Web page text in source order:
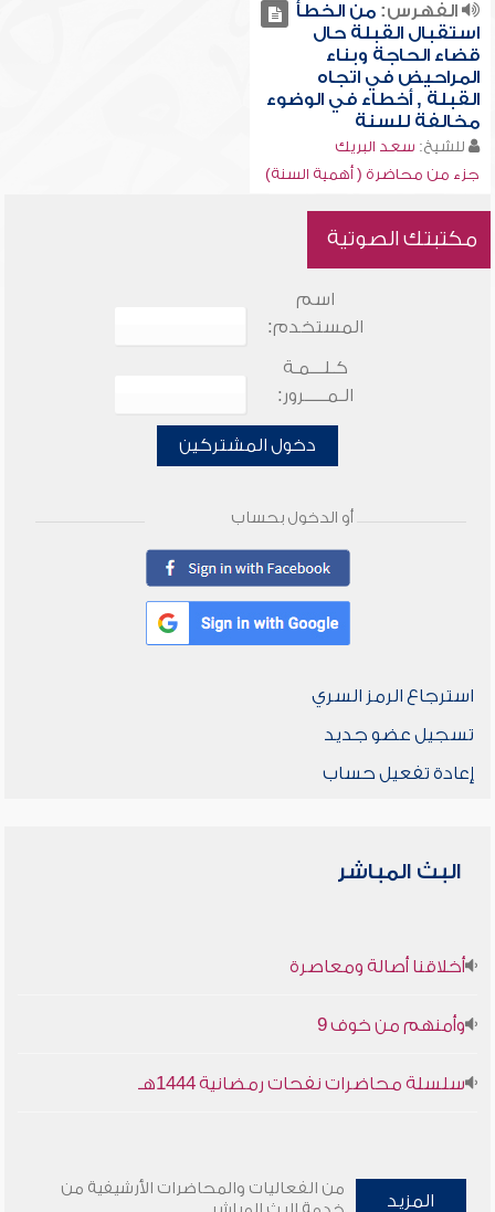
الفهرس:من الخطأ
استقبال القبلة حال
قضاء الحاجة وبناء
المراحيض في اتجاه
القبلة , أخطاء في الوضوء
مخالفة للسنة
للشيخ: سعد البريك
جزء من محاضرة ( أهمية السنة)
مكتبتك الصوتية
اسم
المستخدم:
كـلـــمـة
الـمـــــرور:
دخول المشتركين
أو الدخول بحساب
استرجاع الرمز السري
تسجيل عضو جديد
إعادة تفعيل حساب
البث المباشر
أخلاقنا أصالة ومعاصرة
وأمنهم من خوف 9
سلسلة محاضرات نفحات رمضانية 1444هـ
المزيد
من الفعاليات والمحاضرات الأرشيفية من